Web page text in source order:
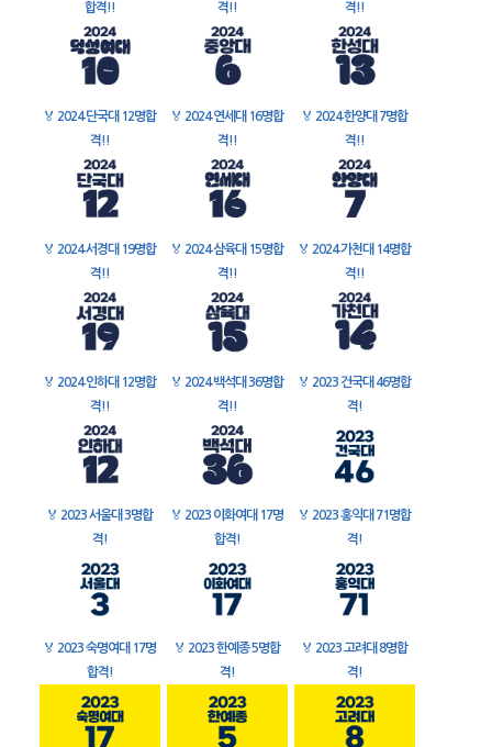
합격!!
격!!
격!!
🏅 2024 단국대 12명합
격!!
🏅 2024 연세대 16명합
격!!
🏅 2024 한양대 7명합
격!!
🏅 2024 서경대 19명합
격!!
🏅 2024 삼육대 15명합
격!!
🏅 2024 가천대 14명합
격!!
🏅 2024 인하대 12명합
격!!
🏅 2024 백석대 36명합
격!!
🏅 2023 건국대 46명합
격!
🏅 2023 서울대 3명합
격!
🏅 2023 이화여대 17명
합격!
🏅 2023 홍익대 71명합
격!
🏅 2023 숙명여대 17명
합격!
🏅 2023 한예종 5명합
격!
🏅 2023 고려대 8명합
격!